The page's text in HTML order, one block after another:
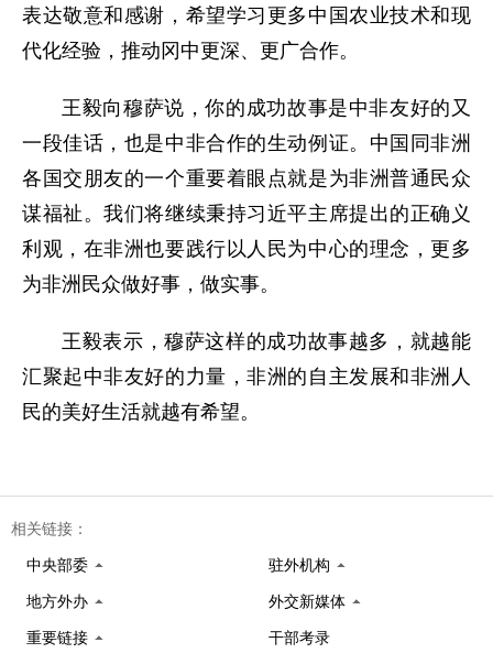
表达敬意和感谢，希望学习更多中国农业技术和现
代化经验，推动冈中更深、更广合作。
王毅向穆萨说，你的成功故事是中非友好的又
一段佳话，也是中非合作的生动例证。中国同非洲
各国交朋友的一个重要着眼点就是为非洲普通民众
谋福祉。我们将继续秉持习近平主席提出的正确义
利观，在非洲也要践行以人民为中心的理念，更多
为非洲民众做好事，做实事。
王毅表示，穆萨这样的成功故事越多，就越能
汇聚起中非友好的力量，非洲的自主发展和非洲人
民的美好生活就越有希望。
相关链接：
中央部委 驻外机构
地方外办 外交新媒体
重要链接 干部考录